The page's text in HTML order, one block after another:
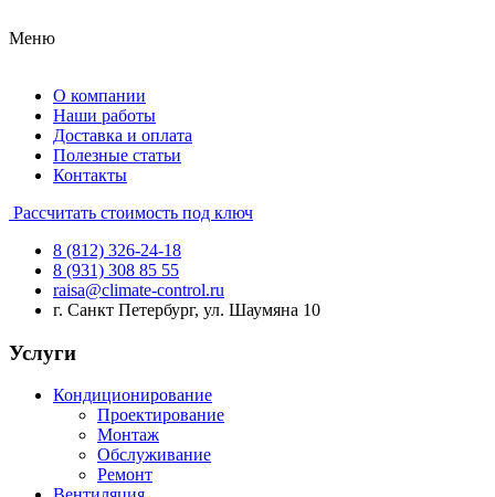
Меню
О компании
Наши работы
Доставка и оплата
Полезные статьи
Контакты
Рассчитать стоимость под ключ
8 (812) 326-24-18
8 (931) 308 85 55
raisa@climate-control.ru
г. Санкт Петербург, ул. Шаумяна 10
Услуги
Кондиционирование
Проектирование
Монтаж
Обслуживание
Ремонт